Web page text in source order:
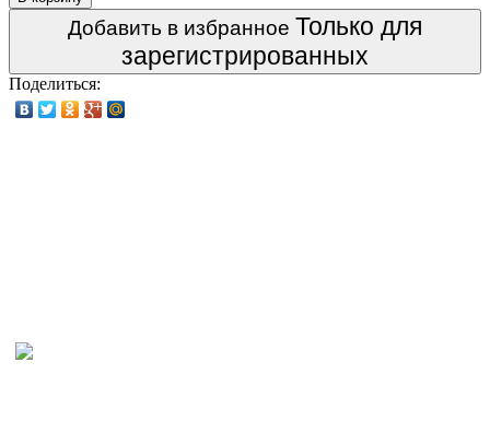
Добавить в избранное Только для
зарегистрированных
Поделиться: